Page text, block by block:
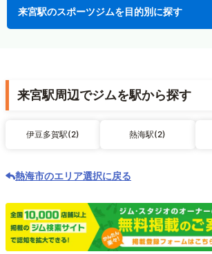
来宮駅のスポーツジムを目的別に探す
来宮駅周辺でジムを駅から探す
伊豆多賀駅(2) 熱海駅(2)
熱海市のエリア選択に戻る